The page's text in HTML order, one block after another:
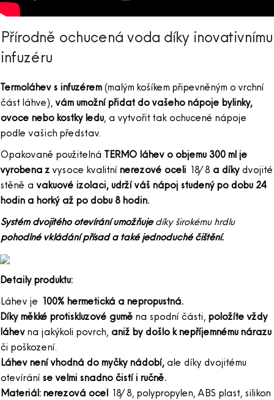
Přírodně ochucená voda díky inovativnímu
infuzéru
Termoláhev s infuzérem(malým košíkem připevněným o vrchní
část láhve), vám umožní přidat do vašeho nápoje bylinky,
ovoce nebo kostky ledu, a vytvořit tak ochucené nápoje
podle vašich představ.
Opakovaně použitelná TERMO láhev o objemu 300 ml je
vyrobena z vysoce kvalitnínerezové oceli 18/8 a díkydvojité
stěně a vakuové izolaci, udrží váš nápoj studený po dobu 24
hodin a horký až po dobu 8 hodin.
Systém dvojitého otevírání umožňuje díky širokému hrdlu
pohodlné vkládání přísad a také jednoduché čištění.
Detaily produktu:
Láhev je 100% hermetická a nepropustná.
Díky měkké protiskluzové gumě na spodní části, položíte vždy
láhevna jakýkoli povrch, aniž by došlo k nepříjemnému nárazu
či poškození.
Láhev není vhodná do myčky nádobí,ale díky dvojitému
otevírání se velmi snadno čistí i ručně.
Materiál: nerezová ocel18/8, polypropylen, ABS plast, silikon